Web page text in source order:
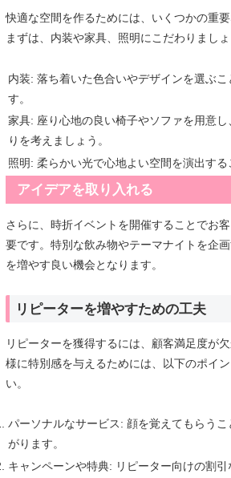
快適な空間を作るためには、いくつかの重要
まずは、内装や家具、照明にこだわりましょ
内装: 落ち着いた色合いやデザインを選ぶこ
す。
家具: 座り心地の良い椅子やソファを用意
りを考えましょう。
照明: 柔らかい光で心地よい空間を演出する
アイデアを取り入れる
さらに、時折イベントを開催することでお
要です。特別な飲み物やテーマナイトを企
を増やす良い機会となります。
リピーターを増やすための工夫
リピーターを獲得するには、顧客満足度が
様に特別感を与えるためには、以下のポイ
い。
パーソナルなサービス: 顔を覚えてもらう
がります。
キャンペーンや特典: リピーター向けの割